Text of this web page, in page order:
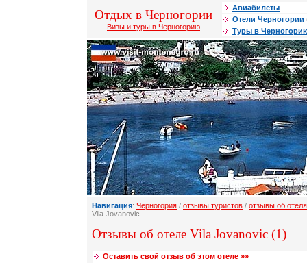
Отдых в Черногории
Визы и туры в Черногорию
Авиабилеты
Отели Черногории
Туры в
Навигация: Черногория / отзывы туристов / отзывы об
Vila Jovanovic
Отзывы об отеле Vila Jovanovic (1)
Оставить свой отзыв об этом отеле »»